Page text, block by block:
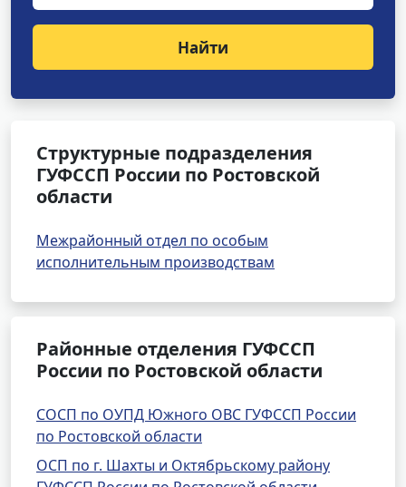
Найти
Структурные подразделения
ГУФССП России по Ростовской
области
Межрайонный отдел по особым
исполнительным производствам
Районные отделения ГУФССП
России по Ростовской области
СОСП по ОУПД Южного ОВС ГУФССП России
по Ростовской области
ОСП по г. Шахты и Октябрьскому району